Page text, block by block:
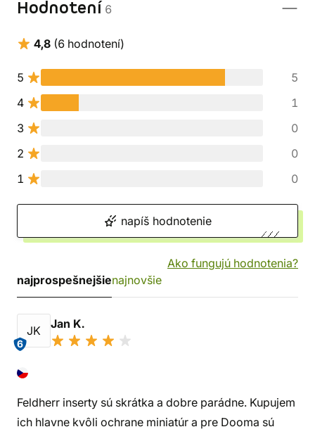
Hodnotení 6
4,8 (6 hodnotení)
5
5
4
1
3
0
2
0
1
0
napíš hodnotenie
Ako fungujú hodnotenia?
najprospešnejšienajnovšie
JK
6
Jan K.
Feldherr inserty sú skrátka a dobre parádne. Kupujem
ich hlavne kvôli ochrane miniatúr a pre Dooma sú